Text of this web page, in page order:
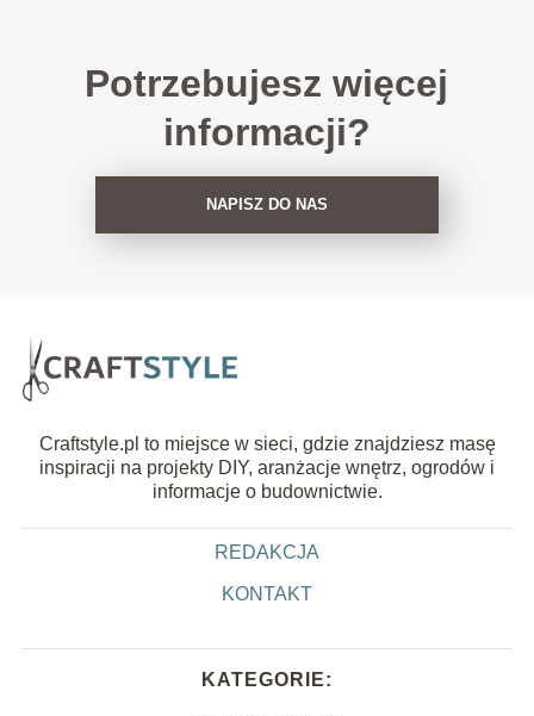
Potrzebujesz więcej
informacji?
NAPISZ DO NAS
Craftstyle.pl to miejsce w sieci, gdzie znajdziesz masę
inspiracji na projekty DIY, aranżacje wnętrz, ogrodów i
informacje o budownictwie.
REDAKCJA
KONTAKT
KATEGORIE: